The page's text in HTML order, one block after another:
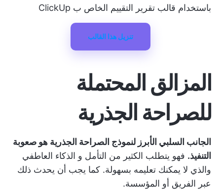
باستخدام قالب تقرير التقييم الخاص ب ClickUp
تنزيل هذا القالب
المزالق المحتملة
للصراحة الجذرية
الجانب السلبي الأبرز لنموذج الصراحة الجذرية هو صعوبة
التنفيذ. فهو يتطلب الكثير من التأمل و الذكاء العاطفي
والذي لا يمكنك تعليمه بسهولة. كما يجب أن يحدث ذلك
عبر الفريق أو المؤسسة.